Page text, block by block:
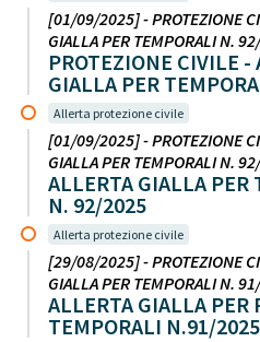
[01/09/2025] - PROTEZIONE
GIALLA PER TEMPORALI N.
PROTEZIONE CIVILE -
GIALLA PER
Allerta protezione civile
[01/09/2025] - PROTEZIONE
GIALLA PER TEMPORALI N.
ALLERTA GIALLA PER
N. 92/2025
Allerta protezione civile
[29/08/2025] - PROTEZIONE
GIALLA PER TEMPORALI N.
ALLERTA GIALLA PER
TEMPORALI N.91/2025